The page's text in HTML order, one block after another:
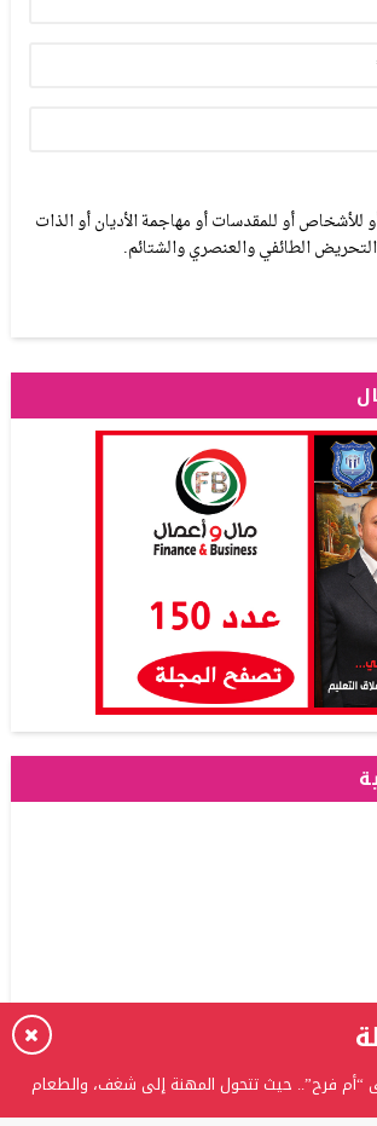
للأشخاص أو للمقدسات أو مهاجمة الأديان أو الذات
التحريض الطائفي والعنصري والشتائم.
“أم فرح”.. حيث تتحول المهنة إلى شغف، والطعام